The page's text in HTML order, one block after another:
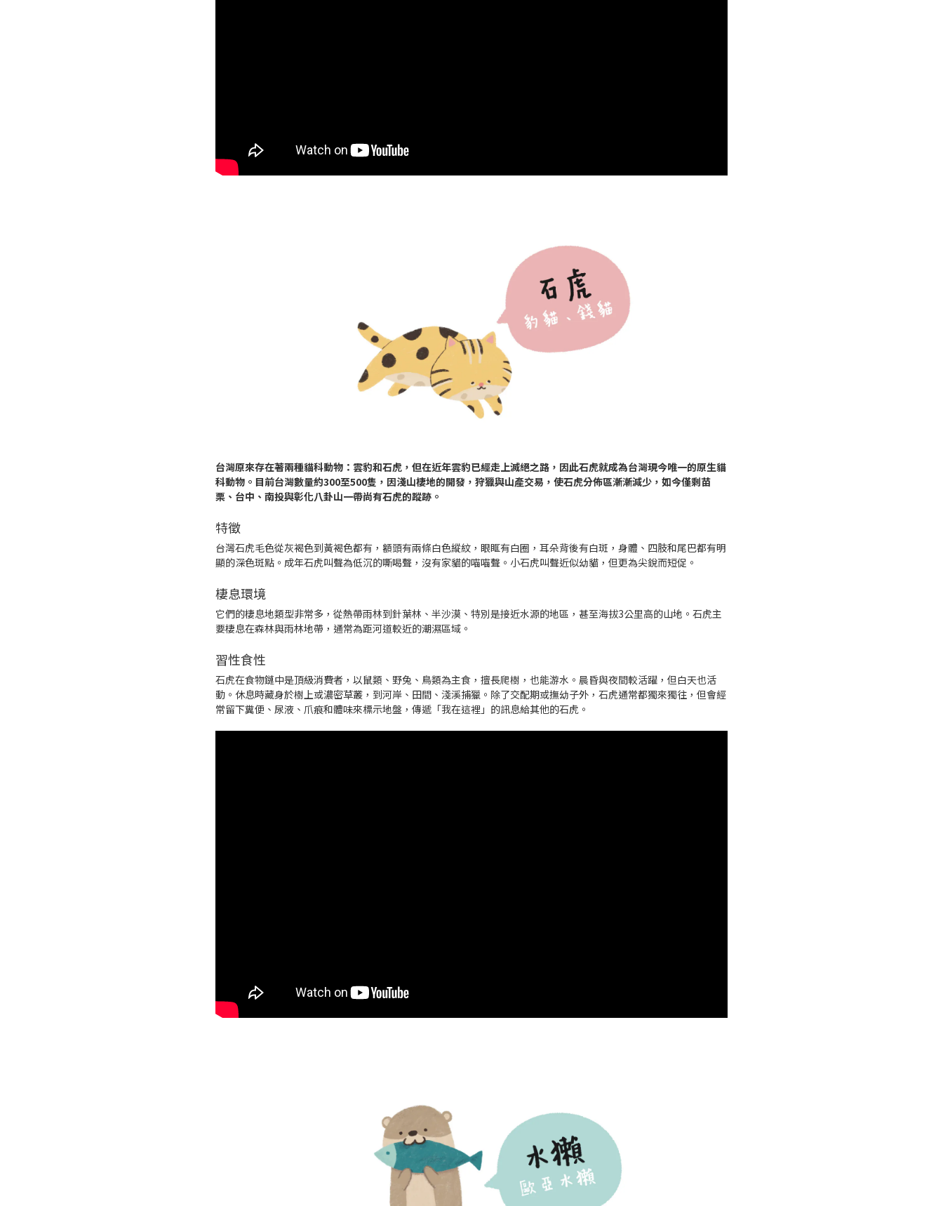
台灣原來存在著兩種貓科動物：雲豹和石虎，但在近年雲豹已經走上滅絕之路，因此石虎就成為台灣現今唯一的原生貓
科動物。目前台灣數量約300至500隻，因淺山棲地的開發，狩獵與山產交易，使石虎分佈區漸漸減少，如今僅剩苗
栗、台中、南投與彰化八卦山一帶尚有石虎的蹤跡。
特徵
台灣石虎毛色從灰褐色到黃褐色都有，額頭有兩條白色縱紋，眼眶有白圈，耳朵背後有白斑，身體、四肢和尾巴都有明
顯的深色斑點。成年石虎叫聲為低沉的嘶喝聲，沒有家貓的喵喵聲。小石虎叫聲近似幼貓，但更為尖銳而短促。
棲息環境
它們的棲息地類型非常多，從熱帶雨林到針葉林、半沙漠、特別是接近水源的地區，甚至海拔3公里高的山地。石虎主
要棲息在森林與雨林地帶，通常為距河道較近的潮濕區域。
習性食性
石虎在食物鏈中是頂級消費者，以鼠類、野兔、鳥類為主食，擅長爬樹，也能游水。晨昏與夜間較活躍，但白天也活
動。休息時藏身於樹上或濃密草叢，到河岸、田間、淺溪捕獵。除了交配期或撫幼子外，石虎通常都獨來獨往，但會經
常留下糞便、尿液、爪痕和體味來標示地盤，傳遞「我在這裡」的訊息給其他的石虎。